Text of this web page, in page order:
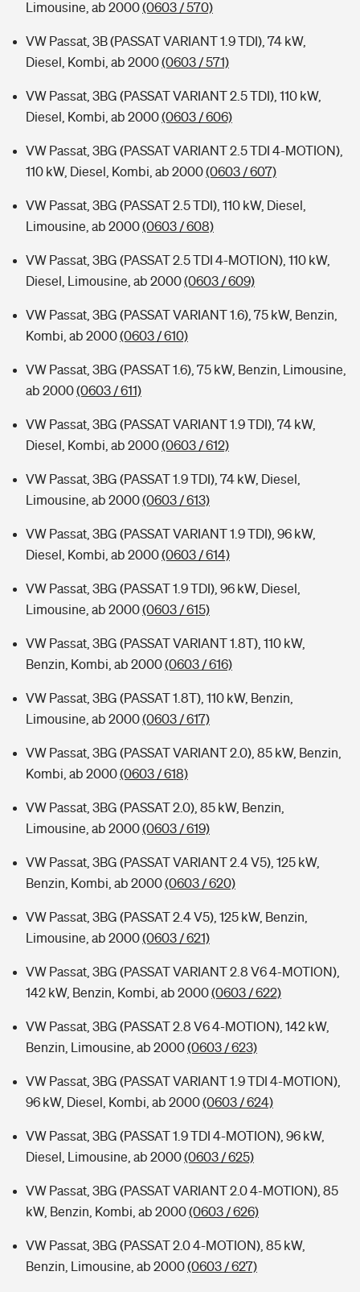
Limousine, ab 2000(0603 / 570)
VW Passat, 3B (PASSAT VARIANT 1.9 TDI), 74 kW,
Diesel, Kombi, ab 2000(0603 / 571)
VW Passat, 3BG (PASSAT VARIANT 2.5 TDI), 110 kW,
Diesel, Kombi, ab 2000(0603 / 606)
VW Passat, 3BG (PASSAT VARIANT 2.5 TDI 4-MOTION),
110 kW, Diesel, Kombi, ab 2000(0603 / 607)
VW Passat, 3BG (PASSAT 2.5 TDI), 110 kW, Diesel,
Limousine, ab 2000(0603 / 608)
VW Passat, 3BG (PASSAT 2.5 TDI 4-MOTION), 110 kW,
Diesel, Limousine, ab 2000(0603 / 609)
VW Passat, 3BG (PASSAT VARIANT 1.6), 75 kW, Benzin,
Kombi, ab 2000(0603 / 610)
VW Passat, 3BG (PASSAT 1.6), 75 kW, Benzin, Limousine,
ab 2000(0603 / 611)
VW Passat, 3BG (PASSAT VARIANT 1.9 TDI), 74 kW,
Diesel, Kombi, ab 2000(0603 / 612)
VW Passat, 3BG (PASSAT 1.9 TDI), 74 kW, Diesel,
Limousine, ab 2000(0603 / 613)
VW Passat, 3BG (PASSAT VARIANT 1.9 TDI), 96 kW,
Diesel, Kombi, ab 2000(0603 / 614)
VW Passat, 3BG (PASSAT 1.9 TDI), 96 kW, Diesel,
Limousine, ab 2000(0603 / 615)
VW Passat, 3BG (PASSAT VARIANT 1.8T), 110 kW,
Benzin, Kombi, ab 2000(0603 / 616)
VW Passat, 3BG (PASSAT 1.8T), 110 kW, Benzin,
Limousine, ab 2000(0603 / 617)
VW Passat, 3BG (PASSAT VARIANT 2.0), 85 kW, Benzin,
Kombi, ab 2000(0603 / 618)
VW Passat, 3BG (PASSAT 2.0), 85 kW, Benzin,
Limousine, ab 2000(0603 / 619)
VW Passat, 3BG (PASSAT VARIANT 2.4 V5), 125 kW,
Benzin, Kombi, ab 2000(0603 / 620)
VW Passat, 3BG (PASSAT 2.4 V5), 125 kW, Benzin,
Limousine, ab 2000(0603 / 621)
VW Passat, 3BG (PASSAT VARIANT 2.8 V6 4-MOTION),
142 kW, Benzin, Kombi, ab 2000(0603 / 622)
VW Passat, 3BG (PASSAT 2.8 V6 4-MOTION), 142 kW,
Benzin, Limousine, ab 2000(0603 / 623)
VW Passat, 3BG (PASSAT VARIANT 1.9 TDI 4-MOTION),
96 kW, Diesel, Kombi, ab 2000(0603 / 624)
VW Passat, 3BG (PASSAT 1.9 TDI 4-MOTION), 96 kW,
Diesel, Limousine, ab 2000(0603 / 625)
VW Passat, 3BG (PASSAT VARIANT 2.0 4-MOTION), 85
kW, Benzin, Kombi, ab 2000(0603 / 626)
VW Passat, 3BG (PASSAT 2.0 4-MOTION), 85 kW,
Benzin, Limousine, ab 2000(0603 / 627)